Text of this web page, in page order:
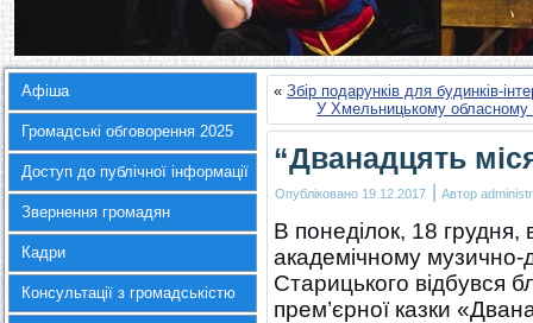
Афіша
Громадські обговорення 2025
Доступ до публічної інформації
Звернення громадян
Кадри
Консультації з громадськістю
« Збір подарунків для будинків-
У Хмельницькому обласному
“Дванадцять
Опубліковано 19.12.2017 | Автор
В понеділок, 18
академічному музично-
Старицького відбувся
прем’єрної казки